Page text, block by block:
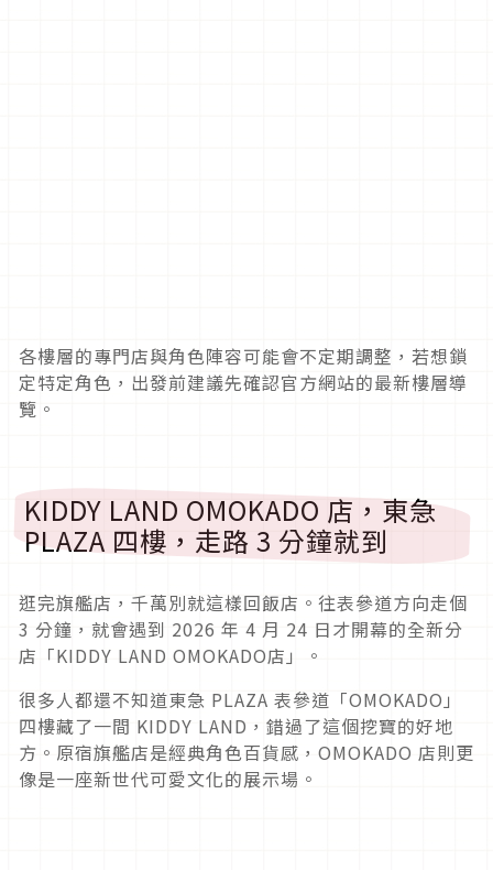
各樓層的專門店與角色陣容可能會不定期調整，若想鎖
定特定角色，出發前建議先確認官方網站的最新樓層導
覽。
KIDDY LAND OMOKADO 店，東急
PLAZA 四樓，走路 3 分鐘就到
逛完旗艦店，千萬別就這樣回飯店。往表參道方向走個
3 分鐘，就會遇到 2026 年 4 月 24 日才開幕的全新分
店「KIDDY LAND OMOKADO店」。
很多人都還不知道東急 PLAZA 表參道「OMOKADO」
四樓藏了一間 KIDDY LAND，錯過了這個挖寶的好地
方。原宿旗艦店是經典角色百貨感，OMOKADO 店則更
像是一座新世代可愛文化的展示場。